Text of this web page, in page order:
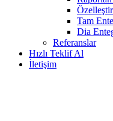
Tam
Dia
Referanslar
Hızlı Teklif Al
İletişim